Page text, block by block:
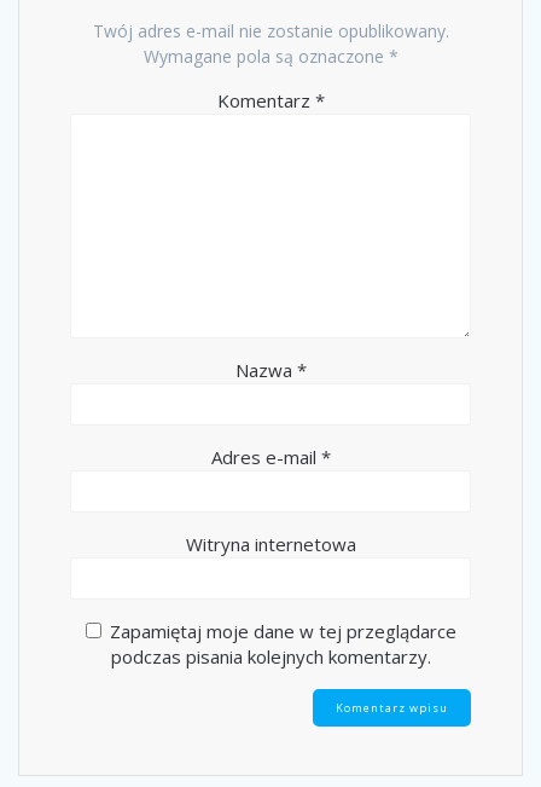
Twój adres e-mail nie zostanie opublikowany.
Wymagane pola są oznaczone *
Komentarz *
Nazwa *
Adres e-mail *
Witryna internetowa
Zapamiętaj moje dane w tej przeglądarce
podczas pisania kolejnych komentarzy.